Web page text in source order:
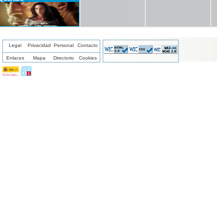
Legal Privacidad Personal Contacto
Enlaces Mapa Directorio Cookies